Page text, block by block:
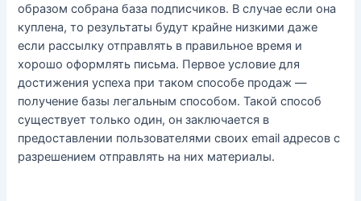
образом собрана база подписчиков. В случае если она
куплена, то результаты будут крайне низкими даже
если рассылку отправлять в правильное время и
хорошо оформлять письма. Первое условие для
достижения успеха при таком способе продаж —
получение базы легальным способом. Такой способ
существует только один, он заключается в
предоставлении пользователями своих email адресов с
разрешением отправлять на них материалы.